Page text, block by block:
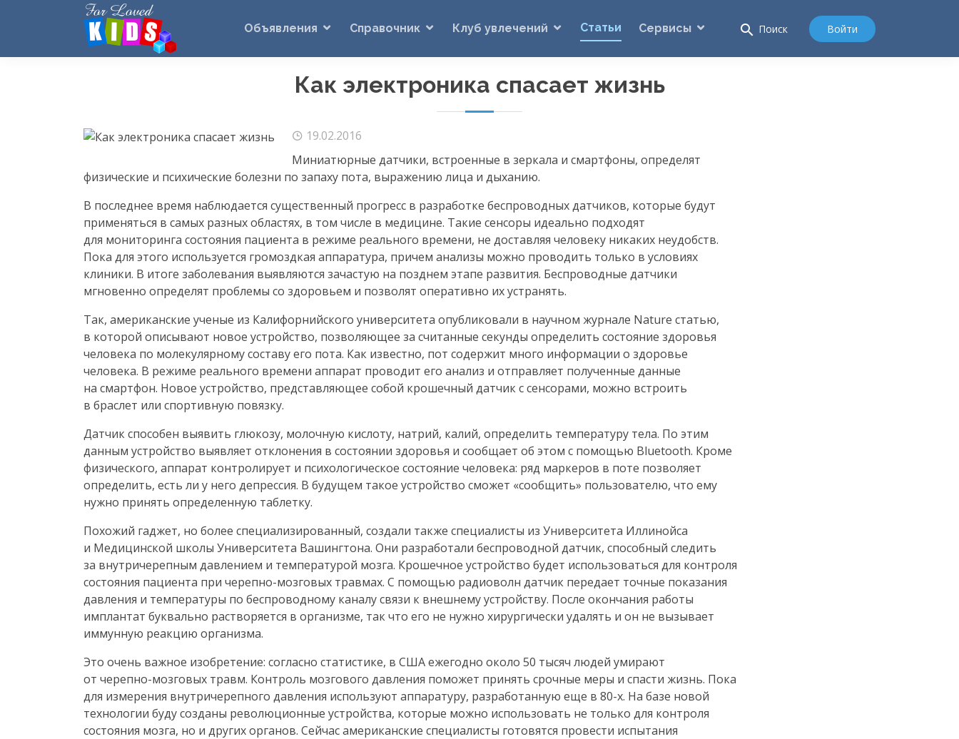
Объявления Справочник Клуб увлечений Статьи Сервисы search Поиск Войти
Как электроника спасает жизнь
19.02.2016
Миниатюрные датчики, встроенные в зеркала и смартфоны, определят
физические и психические болезни по запаху пота, выражению лица и дыханию.
В последнее время наблюдается существенный прогресс в разработке беспроводных датчиков, которые будут
применяться в самых разных областях, в том числе в медицине. Такие сенсоры идеально подходят
для мониторинга состояния пациента в режиме реального времени, не доставляя человеку никаких неудобств.
Пока для этого используется громоздкая аппаратура, причем анализы можно проводить только в условиях
клиники. В итоге заболевания выявляются зачастую на позднем этапе развития. Беспроводные датчики
мгновенно определят проблемы со здоровьем и позволят оперативно их устранять.
Так, американские ученые из Калифорнийского университета опубликовали в научном журнале Nature статью,
в которой описывают новое устройство, позволяющее за считанные секунды определить состояние здоровья
человека по молекулярному составу его пота. Как известно, пот содержит много информации о здоровье
человека. В режиме реального времени аппарат проводит его анализ и отправляет полученные данные
на смартфон. Новое устройство, представляющее собой крошечный датчик с сенсорами, можно встроить
в браслет или спортивную повязку.
Датчик способен выявить глюкозу, молочную кислоту, натрий, калий, определить температуру тела. По этим
данным устройство выявляет отклонения в состоянии здоровья и сообщает об этом с помощью Bluetooth. Кроме
физического, аппарат контролирует и психологическое состояние человека: ряд маркеров в поте позволяет
определить, есть ли у него депрессия. В будущем такое устройство сможет «сообщить» пользователю, что ему
нужно принять определенную таблетку.
Похожий гаджет, но более специализированный, создали также специалисты из Университета Иллинойса
и Медицинской школы Университета Вашингтона. Они разработали беспроводной датчик, способный следить
за внутричерепным давлением и температурой мозга. Крошечное устройство будет использоваться для контроля
состояния пациента при черепно-мозговых травмах. С помощью радиоволн датчик передает точные показания
давления и температуры по беспроводному каналу связи к внешнему устройству. После окончания работы
имплантат буквально растворяется в организме, так что его не нужно хирургически удалять и он не вызывает
иммунную реакцию организма.
Это очень важное изобретение: согласно статистике, в США ежегодно около 50 тысяч людей умирают
от черепно-мозговых травм. Контроль мозгового давления поможет принять срочные меры и спасти жизнь. Пока
для измерения внутричерепного давления используют аппаратуру, разработанную еще в 80-х. На базе новой
технологии буду созданы революционные устройства, которые можно использовать не только для контроля
состояния мозга, но и других органов. Сейчас американские специалисты готовятся провести испытания